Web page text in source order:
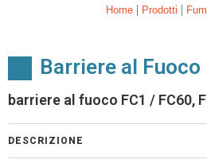
Home | Prodotti |
Barriere al Fuoco
barriere al fuoco FC1 / FC60,
DESCRIZIONE